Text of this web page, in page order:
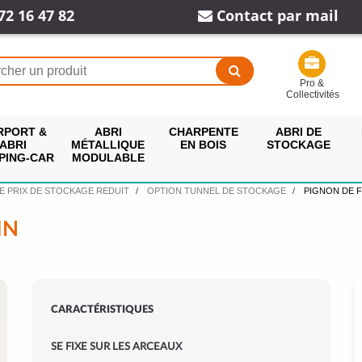
16 47 82 Contact par mail
Pro &
Collectivités
&
ABRI
CAR
ABRI
MÉTALLIQUE
MODULABLE
CHARPENTE
EN BOIS
ABRI DE
STOCKAGE
PRIX DE STOCKAGE REDUIT OPTION TUNNEL DE STOCKAGE PIGNON DE
CARACTÉRISTIQUES
SE FIXE SUR LES ARCEAUX